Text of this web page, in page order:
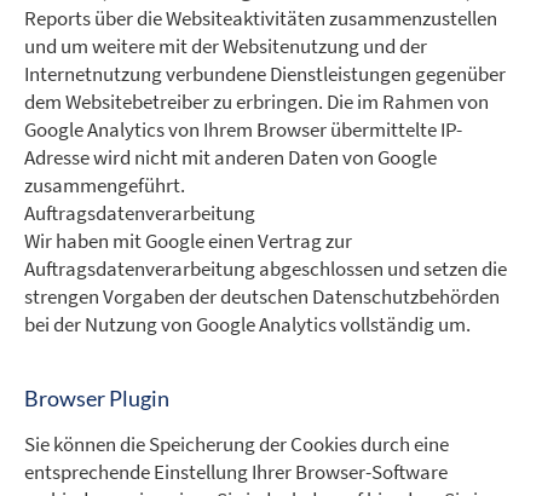
Reports über die Websiteaktivitäten zusammenzustellen
und um weitere mit der Websitenutzung und der
Internetnutzung verbundene Dienstleistungen gegenüber
dem Websitebetreiber zu erbringen. Die im Rahmen von
Google Analytics von Ihrem Browser übermittelte IP-
Adresse wird nicht mit anderen Daten von Google
zusammengeführt.
Auftragsdatenverarbeitung
Wir haben mit Google einen Vertrag zur
Auftragsdatenverarbeitung abgeschlossen und setzen die
strengen Vorgaben der deutschen Datenschutzbehörden
bei der Nutzung von Google Analytics vollständig um.
Browser Plugin
Sie können die Speicherung der Cookies durch eine
entsprechende Einstellung Ihrer Browser-Software